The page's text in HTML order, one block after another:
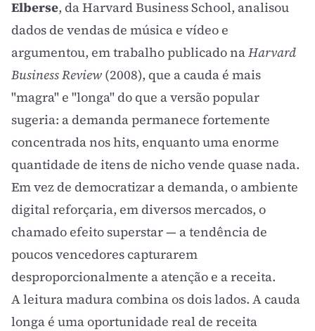
Elberse, da Harvard Business School, analisou
dados de vendas de música e vídeo e
argumentou, em trabalho publicado naHarvard
Business Review (2008), que a cauda é mais
"magra" e "longa" do que a versão popular
sugeria: a demanda permanece fortemente
concentrada nos hits, enquanto uma enorme
quantidade de itens de nicho vende quase nada.
Em vez de democratizar a demanda, o ambiente
digital reforçaria, em diversos mercados, o
chamado efeito superstar — a tendência de
poucos vencedores capturarem
desproporcionalmente a atenção e a receita.
A leitura madura combina os dois lados. A cauda
longa é uma oportunidade real de receita